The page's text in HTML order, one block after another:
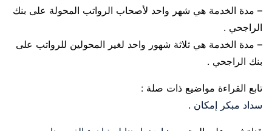
– مدة الخدمة هي شهر واحد لأصحاب الرواتب المحولة على بنك
الراجحي .
– مدة الخدمة هي ثلاثة شهور واحد لغير المحولين للرواتب على
بنك الراجحي .
تابع القراءة مواضيع ذات صلة :
سداد مبكر إمكان .